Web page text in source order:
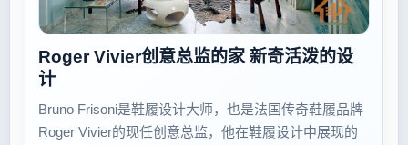
Roger Vivier创意总监的家 新奇活泼的设
计
Bruno Frisoni是鞋履设计大师，也是法国传奇鞋履品牌
Roger Vivier的现任创意总监，他在鞋履设计中展现的